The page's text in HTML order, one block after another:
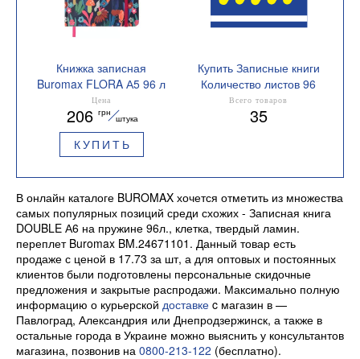
Книжка записная
Buromax FLORA А5 96 л
клетка BM.255118-10
Цена
206 грн
штука
КУПИТЬ
Купить Записные книги
Количество листов 96
Всего товаров
35
В онлайн каталоге BUROMAX хочется отметить из множества
самых популярных позиций среди схожих - Записная книга
DOUBLE А6 на пружине 96л., клетка, твердый ламин.
переплет Buromax BM.24671101. Данный товар есть
продаже с ценой в 17.73 за шт, а для оптовых и постоянных
клиентов были подготовлены персональные скидочные
предложения и закрытые распродажи. Максимально полную
информацию о курьерской доставке c магазин в —
Павлоград, Александрия или Днепродзержинск, а также в
остальные города в Украине можно выяснить у консультантов
магазина, позвонив на 0800-213-122 (бесплатно).